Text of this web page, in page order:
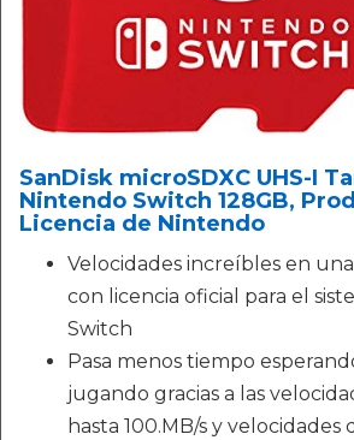
SanDisk microSDXC UHS-I
Nintendo Switch 128GB,
Licencia de Nintendo
Velocidades increíbles en
con licencia oficial para el
Switch
Pasa menos tiempo
jugando gracias a las
hasta 100.MB/s y velocidades